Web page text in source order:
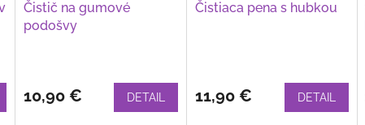
Čistič na gumové
podošvy
10,90 € DETAIL
Čistiaca pena s hubkou
11,90 € DETAIL